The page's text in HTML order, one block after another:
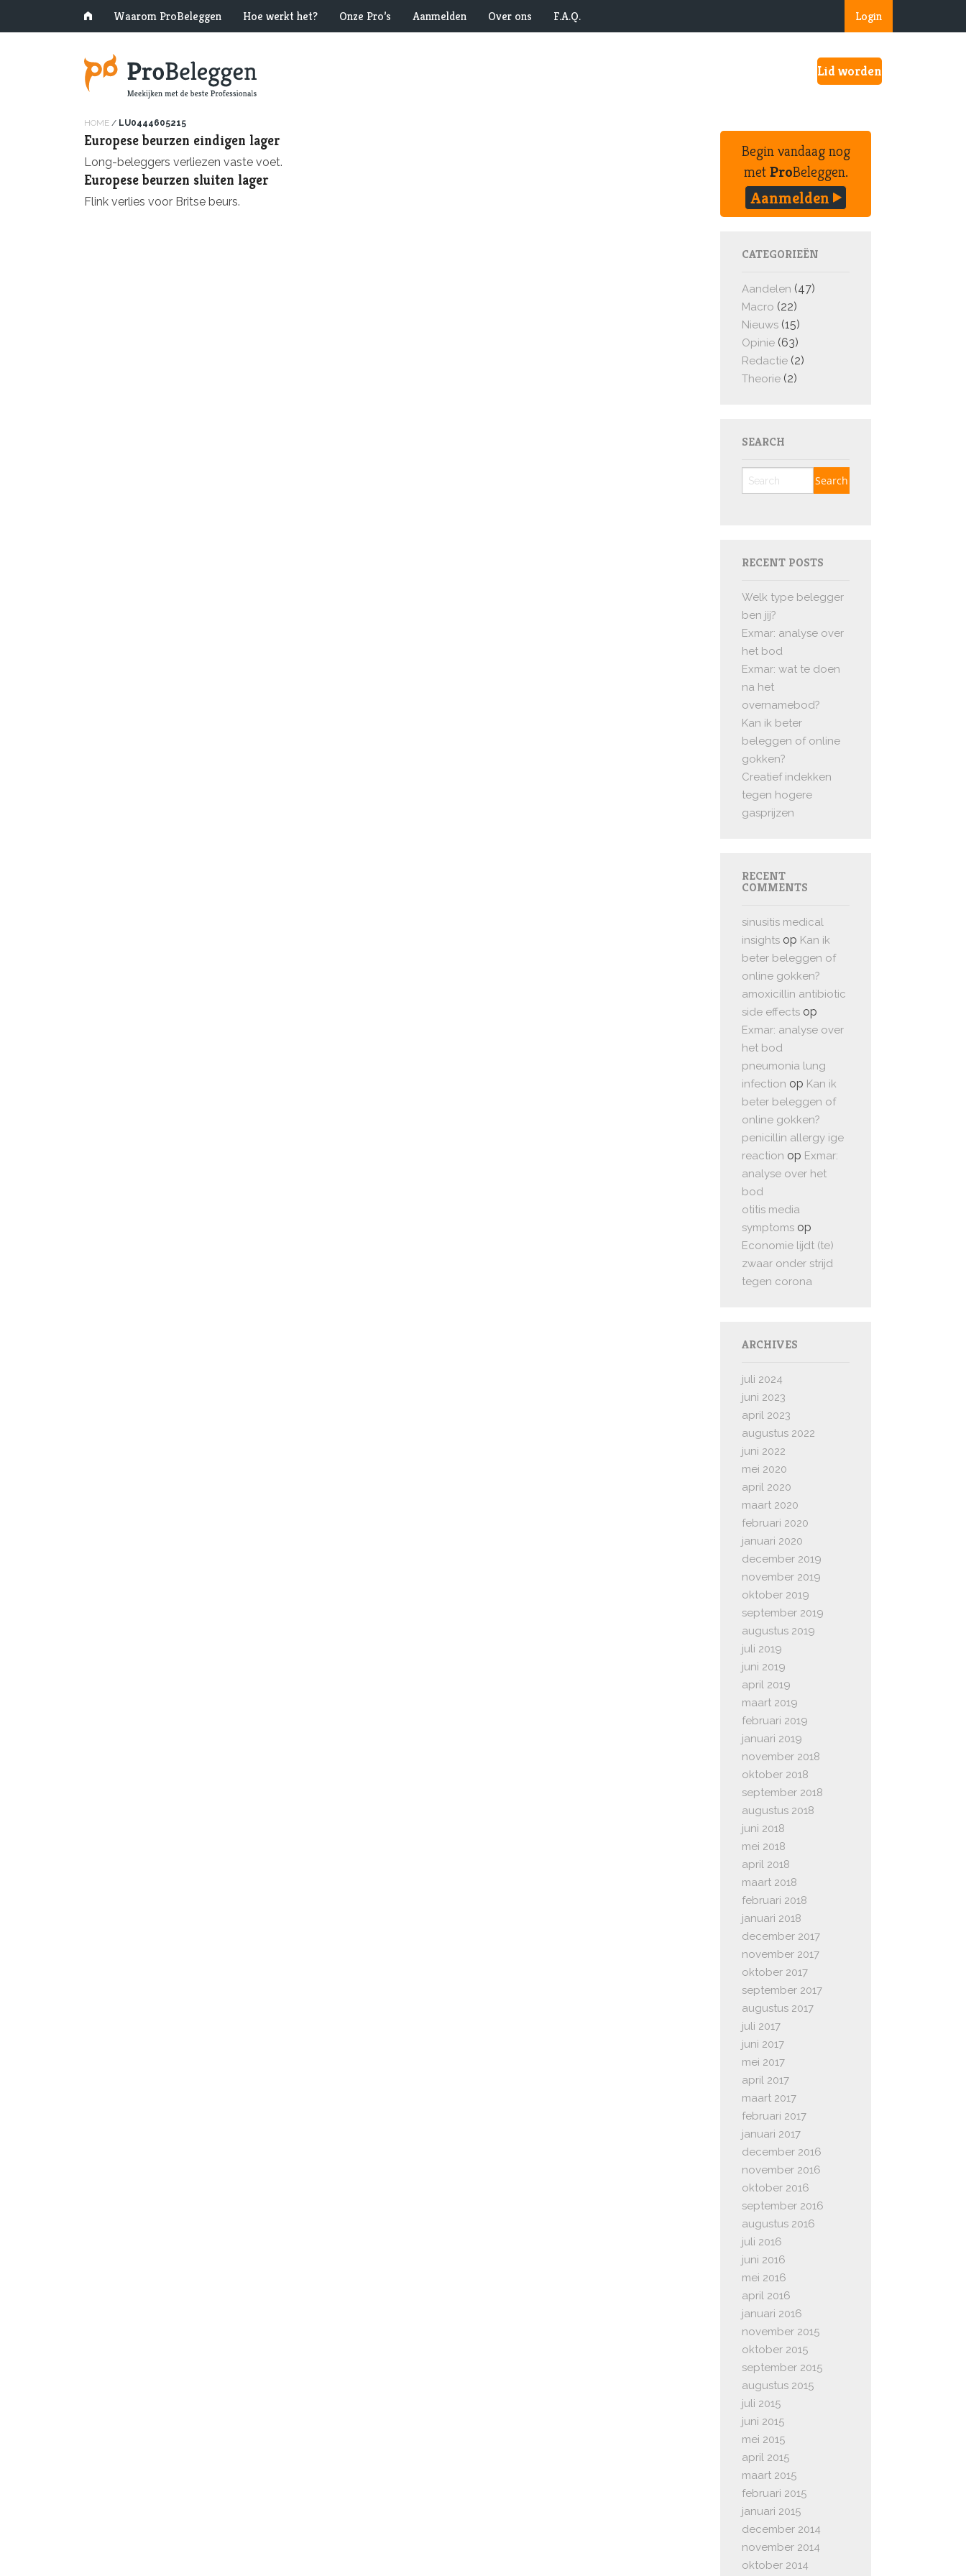
Login
Waarom ProBeleggen Hoe werkt het? Onze Pro’s Aanmelden Over ons F.A.Q.
Lid worden
HOME / LU0444605215
Europese beurzen eindigen lager
Long-beleggers verliezen vaste voet.
Europese beurzen sluiten lager
Flink verlies voor Britse beurs.
Begin vandaag nog
metProBeleggen.
Aanmelden
CATEGORIEËN
Aandelen (47)
Macro (22)
Nieuws (15)
Opinie (63)
Redactie (2)
Theorie (2)
SEARCH
RECENT POSTS
Welk type belegger
ben jij?
Exmar: analyse over
het bod
Exmar: wat te doen
na het
overnamebod?
Kan ik beter
beleggen of online
gokken?
Creatief indekken
tegen hogere
gasprijzen
RECENT
COMMENTS
sinusitis medical
insights op Kan ik
beter beleggen of
online gokken?
amoxicillin antibiotic
side effects op
Exmar: analyse over
het bod
pneumonia lung
infection op Kan ik
beter beleggen of
online gokken?
penicillin allergy ige
reaction op Exmar:
analyse over het
bod
otitis media
symptoms op
Economie lijdt (te)
zwaar onder strijd
tegen corona
ARCHIVES
juli 2024
juni 2023
april 2023
augustus 2022
juni 2022
mei 2020
april 2020
maart 2020
februari 2020
januari 2020
december 2019
november 2019
oktober 2019
september 2019
augustus 2019
juli 2019
juni 2019
april 2019
maart 2019
februari 2019
januari 2019
november 2018
oktober 2018
september 2018
augustus 2018
juni 2018
mei 2018
april 2018
maart 2018
februari 2018
januari 2018
december 2017
november 2017
oktober 2017
september 2017
augustus 2017
juli 2017
juni 2017
mei 2017
april 2017
maart 2017
februari 2017
januari 2017
december 2016
november 2016
oktober 2016
september 2016
augustus 2016
juli 2016
juni 2016
mei 2016
april 2016
januari 2016
november 2015
oktober 2015
september 2015
augustus 2015
juli 2015
juni 2015
mei 2015
april 2015
maart 2015
februari 2015
januari 2015
december 2014
november 2014
oktober 2014